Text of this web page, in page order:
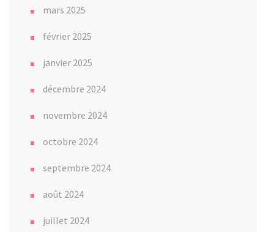
mars 2025
février 2025
janvier 2025
décembre 2024
novembre 2024
octobre 2024
septembre 2024
août 2024
juillet 2024